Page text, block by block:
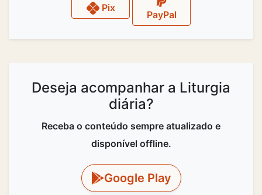
Pix
PayPal
Deseja acompanhar a Liturgia
diária?
Receba o conteúdo sempre atualizado e
disponível offline.
Google Play